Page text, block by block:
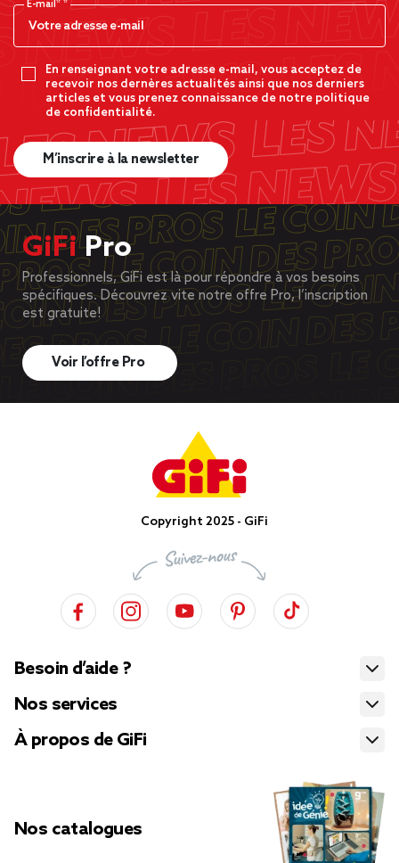
E-mail*
En renseignant votre adresse e-mail, vous acceptez de
recevoir nos dernères actualités ainsi que nos derniers
articles et vous prenez connaissance de notre politique
de confidentialité.
M’inscrire à la newsletter
GiFiPro
Professionnels, GiFi est là pour répondre à vos besoins
spécifiques. Découvrez vite notre offre Pro, l’inscription
est gratuite!
Voir l’offre Pro
Copyright 2025 - GiFi
Besoin d’aide ?
Nos services
À propos de GiFi
Nos catalogues